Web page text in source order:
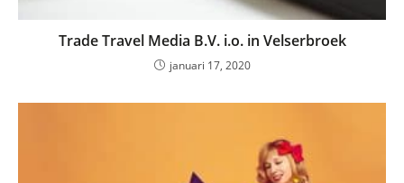
Trade Travel Media B.V. i.o. in Velserbroek
januari 17, 2020